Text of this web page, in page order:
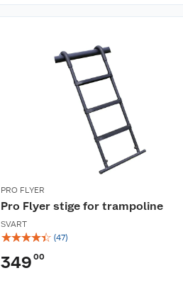
PRO FLYER
Pro Flyer stige for trampoline
SVART
☆☆☆☆☆ (47)
349 00